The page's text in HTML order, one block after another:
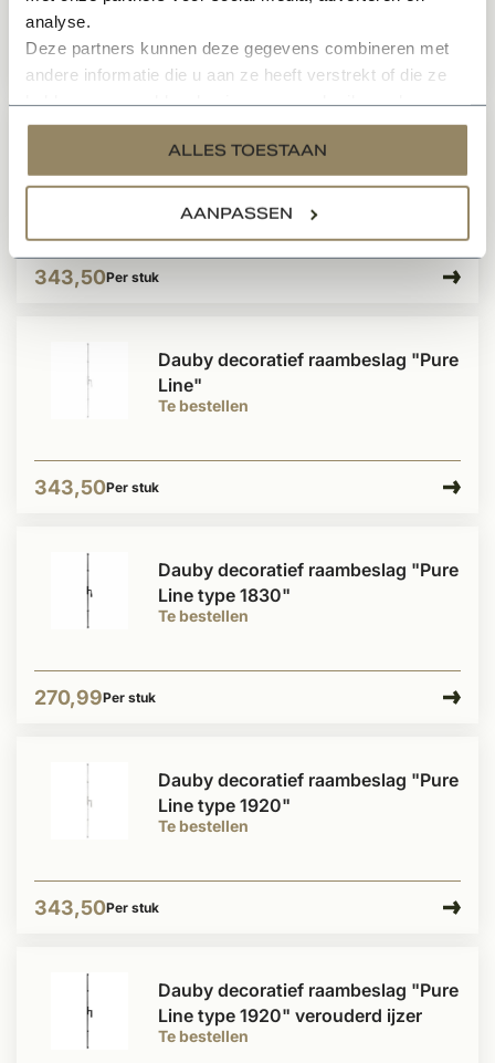
analyse.
Deze partners kunnen deze gegevens combineren met
andere informatie die u aan ze heeft verstrekt of die ze
services.
ALLES TOESTAAN
AANPASSEN
270,99 Per stuk
Dauby decoratief raambeslag "Pure
Line"
343,50Per stuk
Te bestellen
Dauby decoratief raambeslag "Pure
Line"
343,50Per stuk
Te bestellen
Dauby decoratief raambeslag "Pure
Line type 1830"
270,99Per stuk
Te bestellen
Dauby decoratief raambeslag "Pure
Line type 1920"
343,50Per stuk
Te bestellen
Dauby decoratief raambeslag "Pure
Line type 1920" verouderd ijzer